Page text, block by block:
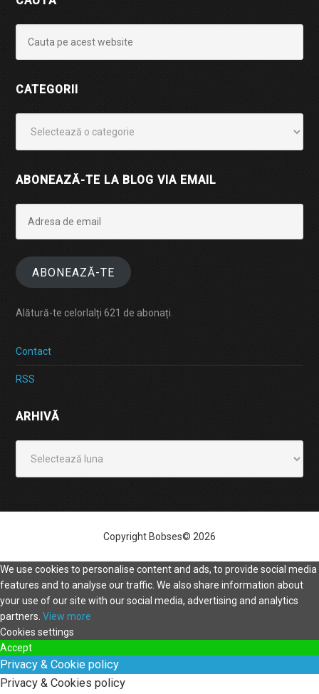
CATEGORII
ABONEAZĂ-TE LA BLOG VIA EMAIL
email
ABONEAZĂ-TE
Alătură-te celorlalți 621 de abonați.
Contact
RSS
ARHIVĂ
Copyright Bobses© 2026
We use cookies to personalise content and ads, to provide social media
features and to analyse our traffic. We also share information about
your use of our site with our social media, advertising and analytics
partners. View more
Cookies settings
Accept
Privacy & Cookie policy
Privacy & Cookies policy